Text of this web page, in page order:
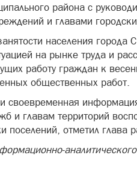
района с
и главами
населения города
на рынке труда и
работу граждан к
общественных работ.
своевременная
и главам территорий
поселений, отметил глава